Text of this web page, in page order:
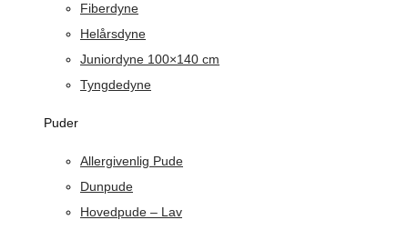
Fiberdyne
Helårsdyne
Juniordyne 100×140 cm
Tyngdedyne
Puder
Allergivenlig Pude
Dunpude
Hovedpude – Lav